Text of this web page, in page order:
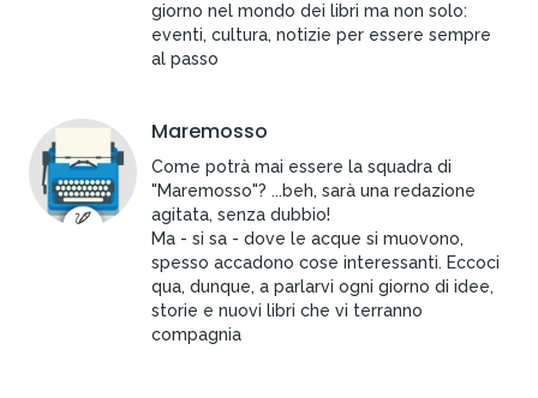
giorno nel mondo dei libri ma non solo:
eventi, cultura, notizie per essere sempre
al passo
Maremosso
Come potrà mai essere la squadra di
"Maremosso"? ...beh, sarà una redazione
agitata, senza dubbio!
Ma - si sa - dove le acque si muovono,
spesso accadono cose interessanti. Eccoci
qua, dunque, a parlarvi ogni giorno di idee,
storie e nuovi libri che vi terranno
compagnia